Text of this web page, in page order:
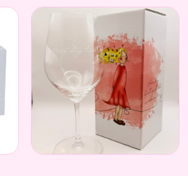
produktet
har
flere
varianter.
Alternativene
kan
velges
på
produktsiden